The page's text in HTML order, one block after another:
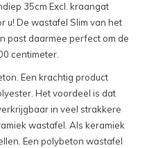
35cm Excl. kraangat
u! De wastafel Slim van het
past daarmee perfect om de
centimeter.
Een krachtig product
Het voordeel is dat
in veel strakkere
wastafel. Als keramiek
Een polybeton wastafel